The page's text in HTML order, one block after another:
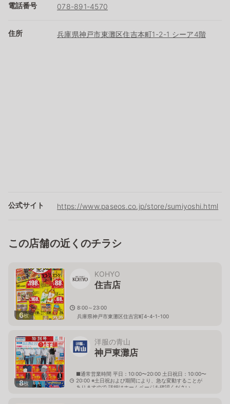
電話番号 078-891-4570
住所 兵庫県神戸市東灘区住吉本町1-2-1 シーア4階
公式サイト https://www.paseos.co.jp/store/sumiyoshi.html
この店舗の近くのチラシ
6枚
KOHYO
住吉店
8:00～23:00
兵庫県神戸市東灘区住吉宮町4-4-1-100
8枚
洋服の青山
神戸東灘店
■通常営業時間 平日：10:00〜20:00 土日祝日：10:00〜
20:00 ※土日祝および期間により、急な変動することが
ありますので 詳細はホームページを確認ください